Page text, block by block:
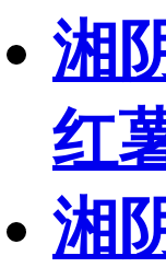
湘
红
湘